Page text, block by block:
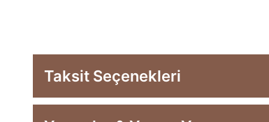
Taksit Seçenekleri